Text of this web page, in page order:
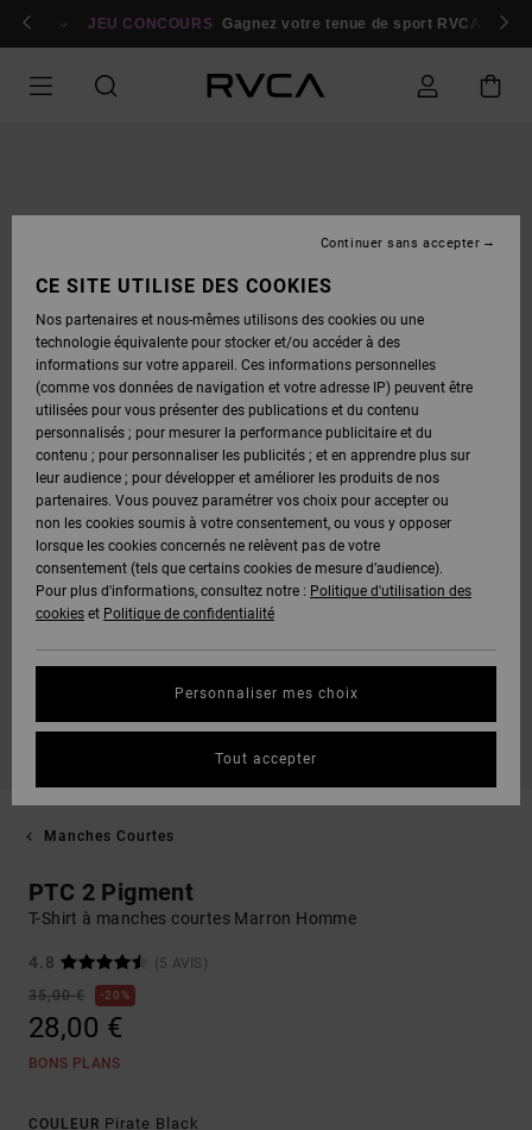
Se connecter / s'inscrire
JEU CONCOURS Gagnez votre tenue de sport RVCA
Manches Courtes
PTC 2 Pigment
T-Shirt à manches courtes Marron Homme
4.8
(5 AVIS)
35,00 €
20%
28,00 €
BONS PLANS
COULEUR Pirate Black
CE SITE UTILISE DES COOKIES
Nos partenaires et nous-mêmes utilisons des cookies ou une
technologie équivalente pour stocker et/ou accéder à des
informations sur votre appareil. Ces informations personnelles
(comme vos données de navigation et votre adresse IP) peuvent être
utilisées pour vous présenter des publications et du contenu
personnalisés ; pour mesurer la performance publicitaire et du
contenu ; pour personnaliser les publicités ; et en apprendre plus sur
leur audience ; pour développer et améliorer les produits de nos
partenaires. Vous pouvez paramétrer vos choix pour accepter ou
non les cookies soumis à votre consentement, ou vous y opposer
lorsque les cookies concernés ne relèvent pas de votre
consentement (tels que certains cookies de mesure d’audience).
Pour plus d'informations, consultez notre : Politique d'utilisation des
cookies et Politique de confidentialité
Personnaliser mes choix
Continuer sans accepter
Tout accepter